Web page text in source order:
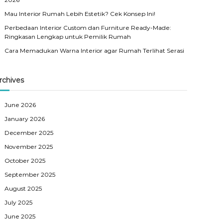
Mau Interior Rumah Lebih Estetik? Cek Konsep Ini!
Perbedaan Interior Custom dan Furniture Ready-Made:
Ringkasan Lengkap untuk Pemilik Rumah
Cara Memadukan Warna Interior agar Rumah Terlihat Serasi
June 2026
January 2026
December 2025
November 2025
October 2025
September 2025
August 2025
July 2025
June 2025